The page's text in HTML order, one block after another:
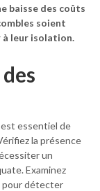
baisse des coûts
soient
à leur isolation.
est essentiel de
la présence
un
Examinez
pour détecter